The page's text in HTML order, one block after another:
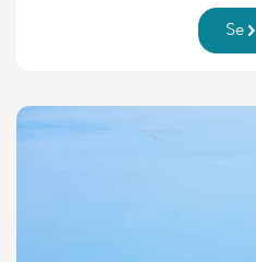
Se